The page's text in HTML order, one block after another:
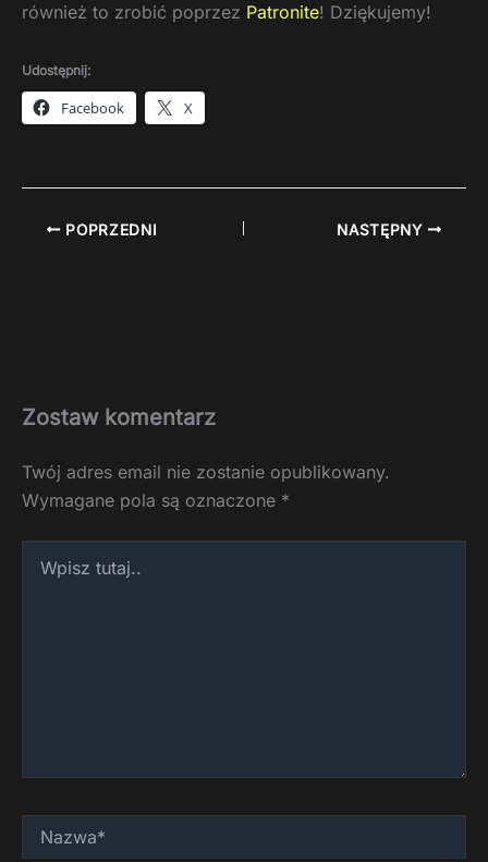
również to zrobić poprzez Patronite! Dziękujemy!
Udostępnij:
Facebook X
POPRZEDNI NASTĘPNY
Zostaw komentarz
Twój adres email nie zostanie opublikowany.
Wymagane pola są oznaczone *
tutaj..